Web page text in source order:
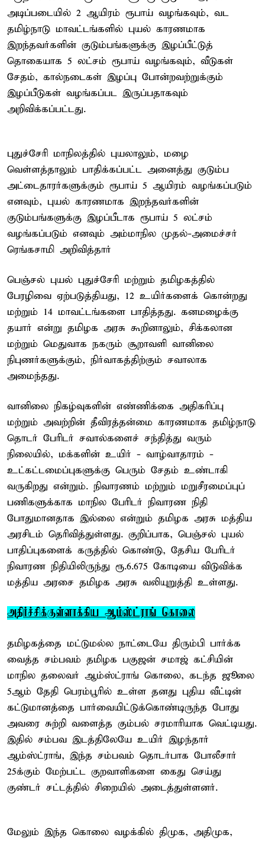
அடிப்படையில் 2 ஆயிரம் ரூபாய் வழங்கவும், வட
தமிழ்நாடு மாவட்டங்களில் புயல் காரணமாக
இறந்தவர்களின் குடும்பங்களுக்கு இழப்பீட்டுத்
தொகையாக 5 லட்சம் ரூபாய் வழங்கவும், வீடுகள்
சேதம், கால்நடைகள் இழப்பு போன்றவற்றுக்கும்
இழப்பீடுகள் வழங்கப்பட இருப்பதாகவும்
அறிவிக்கப்பட்டது.
புதுச்சேரி மாநிலத்தில் புயலாலும், மழை
வெள்ளத்தாலும் பாதிக்கப்பட்ட அனைத்து குடும்ப
அட்டைதாரர்களுக்கும் ரூபாய் 5 ஆயிரம் வழங்கப்படும்
எனவும், புயல் காரணமாக இறந்தவர்களின்
குடும்பங்களுக்கு இழப்பீடாக ரூபாய் 5 லட்சம்
வழங்கப்படும் எனவும் அம்மாநில முதல்-அமைச்சர்
ரெங்கசாமி அறிவித்தார்
பெஞ்சல் புயல் புதுச்சேரி மற்றும் தமிழகத்தில்
பேரழிவை ஏற்படுத்தியது, 12 உயிர்களைக் கொன்றது
மற்றும் 14 மாவட்டங்களை பாதித்தது. கனமழைக்கு
தயார் என்று தமிழக அரசு கூறினாலும், சிக்கலான
மற்றும் மெதுவாக நகரும் சூறாவளி வானிலை
நிபுணர்களுக்கும், நிர்வாகத்திற்கும் சவாலாக
அமைந்தது.
வானிலை நிகழ்வுகளின் எண்ணிக்கை அதிகரிப்பு
மற்றும் அவற்றின் தீவிரத்தன்மை காரணமாக தமிழ்நாடு
தொடர் பேரிடர் சவால்களைச் சந்தித்து வரும்
நிலையில், மக்களின் உயிர் - வாழ்வாதாரம் -
உட்கட்டமைப்புகளுக்கு பெரும் சேதம் உண்டாகி
வருகிறது என்றும். நிவாரணம் மற்றும் மறுசீரமைப்புப்
பணிகளுக்காக மாநில பேரிடர் நிவாரண நிதி
போதுமானதாக இல்லை என்றும் தமிழக அரசு மத்திய
அரசிடம் தெரிவித்துள்ளது. குறிப்பாக, பெஞ்சல் புயல்
பாதிப்புகளைக் கருத்தில் கொண்டு, தேசிய பேரிடர்
நிவாரண நிதியிலிருந்து ரூ.6.675 கோடியை விடுவிக்க
மத்திய அரசை தமிழக அரசு வலியுறுத்தி உள்ளது.
அதிர்ச்சிக்குள்ளாக்கிய ஆம்ஸ்ட்ராங் கொலை
தமிழகத்தை மட்டுமல்ல நாட்டையே திரும்பி பார்க்க
வைத்த சம்பவம் தமிழக பகுஜன் சமாஜ் கட்சியின்
மாநில தலைவர் ஆம்ஸ்ட்ராங் கொலை, கடந்த ஜூலை
5ஆம் தேதி பெரம்பூரில் உள்ள தனது புதிய வீட்டின்
கட்டுமானத்தை பார்வையிட்டுக்கொண்டிருந்த போது
அவரை சுற்றி வளைத்த கும்பல் சரமாரியாக வெட்டியது.
இதில் சம்பவ இடத்திலேயே உயிர் இழந்தார்
ஆம்ஸ்ட்ராங், இந்த சம்பவம் தொடர்பாக போலீசார்
25க்கும் மேற்பட்ட குறவாளிகளை கைது செய்து
குண்டர் சட்டத்தில் சிறையில் அடைத்துள்ளனர்.
மேலும் இந்த கொலை வழக்கில் திமுக, அதிமுக,